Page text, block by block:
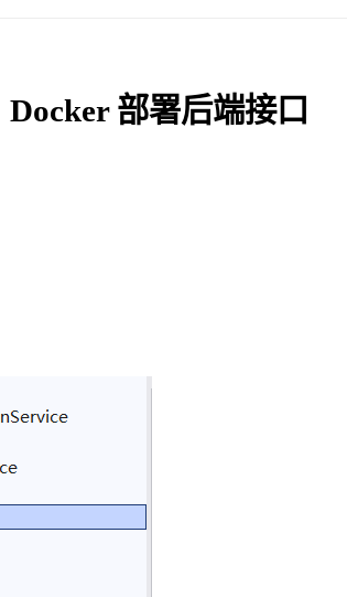
Docker 部署后端接口